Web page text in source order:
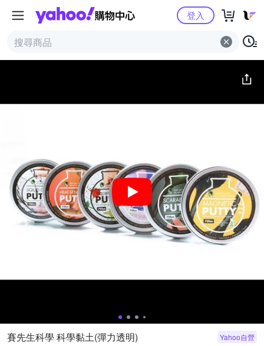
Yahoo購物中心
登入
簡介 評價 (0) 猜你喜歡
賽先生科學 科學黏土(彈力透明) Yahoo自營